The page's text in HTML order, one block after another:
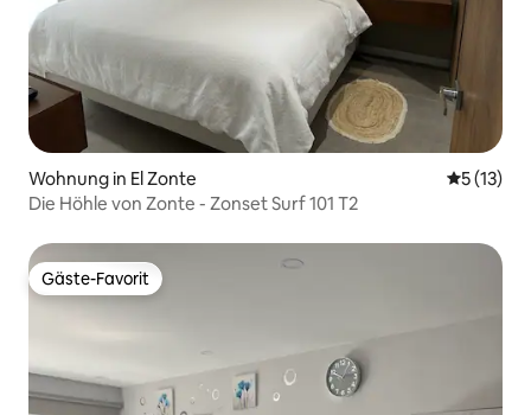
Wohnung in El Zonte
5 (13)
Die Höhle von Zonte - Zonset Surf 101 T2
Gäste-Favorit
Gäste-Favorit